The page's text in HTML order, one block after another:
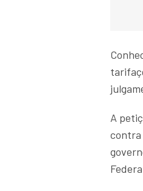
A
contra